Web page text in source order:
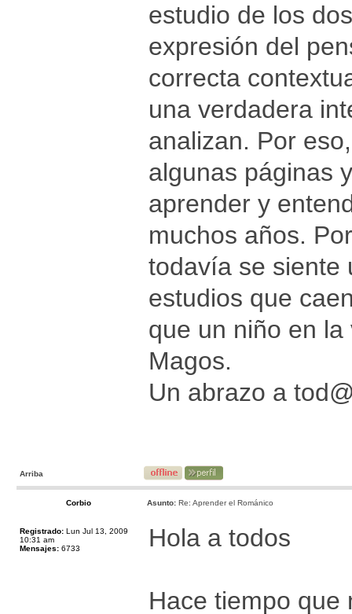
estudio de los
expresión del
correcta
una verdadera
analizan. Por
algunas páginas
aprender y
muchos años.
todavía se siente
estudios que
que un niño en
Magos.
Un abrazo a
Arriba
Corbio Asunto: Re: Aprender el Románico
Registrado: Lun Jul 13, 2009
10:31 am
Mensajes: 6733 Hola a todos
Hace tiempo que